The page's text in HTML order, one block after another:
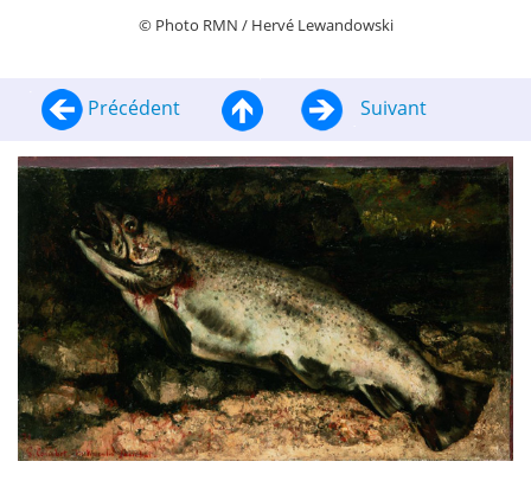
© Photo RMN / Hervé Lewandowski
Précédent Suivant